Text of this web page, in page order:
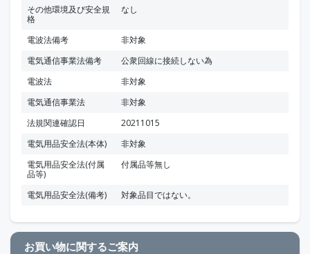
その他環境及び安全規
格
なし
電波法備考
非対象
電気通信事業法備考
公衆回線に接続しない為
電波法
非対象
電気通信事業法
非対象
法規関連確認日
20211015
電気用品安全法(本体)
非対象
電気用品安全法(付属
品等)
付属品等無し
電気用品安全法(備考) 対象品目ではない。
お買い物に関するご案内